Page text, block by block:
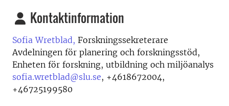
Kontaktinformation
Sofia Wretblad, Forskningssekreterare
Avdelningen för planering och forskningsstöd,
Enheten för forskning, utbildning och miljöanalys
sofia.wretblad@slu.se, +4618672004,
+46725199580